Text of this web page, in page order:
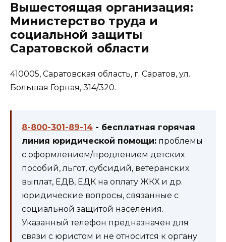
Вышестоящая организация:
Министерство труда и
социальной защиты
Саратовской области
410005, Саратовская область, г. Саратов, ул.
Большая Горная, 314/320.
8-800-301-89-14 - бесплатная горячая
линия юридической помощи: проблемы
с оформлением/продлением детских
пособий, льгот, субсидий, ветеранских
выплат, ЕДВ, ЕДК на оплату ЖКХ и др.
юридические вопросы, связанные с
социальной защитой населения.
Указанный телефон предназначен для
связи с юристом и не относится к органу